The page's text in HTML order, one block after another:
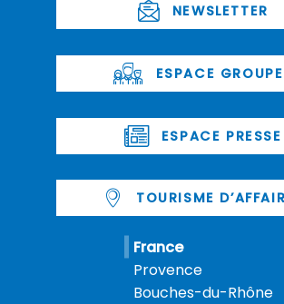
NEWSLETTER
ESPACE
ESPACE PRESSE
TOURISME
France
Provence
Bouches-du-Rhône